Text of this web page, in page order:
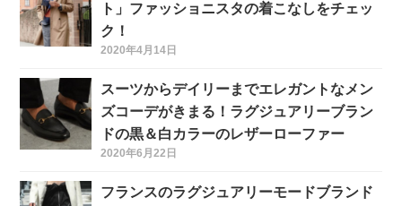
ト」ファッショニスタの着こなしをチェッ
ク！
2020年4月14日
スーツからデイリーまでエレガントなメン
ズコーデがきまる！ラグジュアリーブラン
ドの黒＆白カラーのレザーローファー
2020年6月22日
フランスのラグジュアリーモードブランド